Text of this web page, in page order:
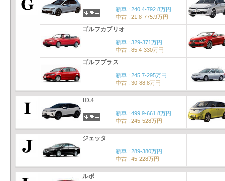
新車 : 240.4-792.8万円
中古 : 21.8-775.9万円
ゴルフカブリオ
新車 : 329-371万円
中古 : 85.4-330万円
ゴルフプラス
新車 : 245.7-295万円
中古 : 30-88.8万円
ID.4
新車 : 499.9-661.8万円
中古 : 245-528万円
ジェッタ
新車 : 289-380万円
中古 : 45-228万円
ルポ